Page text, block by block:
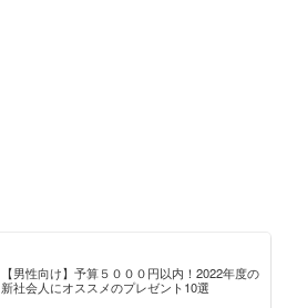
【男性向け】予算５０００円以内！2022年度の
新社会人にオススメのプレゼント10選